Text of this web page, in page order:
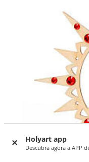
Holyart app
Descubra agora a APP